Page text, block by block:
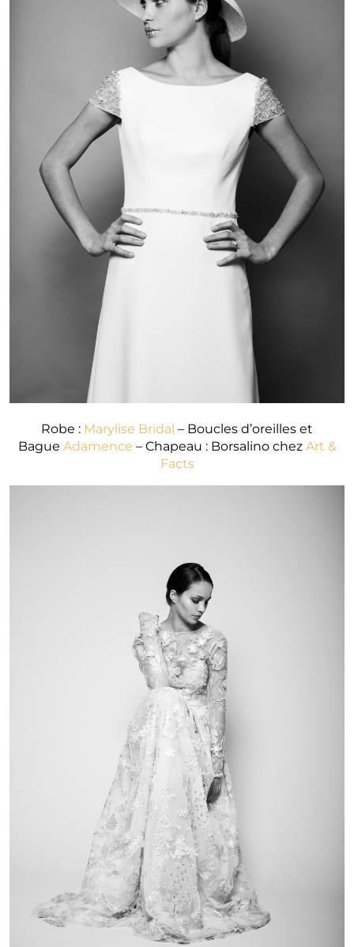
Robe : Marylise Bridal – Boucles d’oreilles et
Bague Adamence – Chapeau : Borsalino chez Art &
Facts